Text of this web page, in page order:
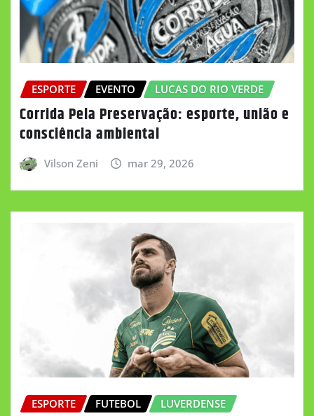
ESPORTE EVENTO LUCAS DO RIO VERDE
Corrida Pela Preservação: esporte, união e
consciência ambiental
Vilson Zeni mar 29, 2026
ESPORTE FUTEBOL LUVERDENSE